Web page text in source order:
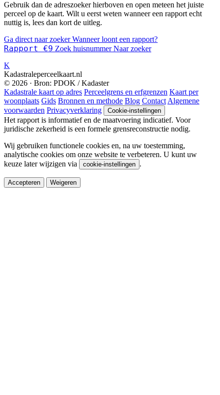
Gebruik dan de adreszoeker hierboven en open meteen het juiste
perceel op de kaart. Wilt u eerst weten wanneer een rapport echt
nuttig is, lees dan kort de uitleg.
Ga direct naar zoekerWanneer loont een rapport?
Rapport €9 Zoek huisnummer Naar zoeker
K
Kadastraleperceelkaart.nl
© 2026 · Bron: PDOK / Kadaster
Kadastrale kaart op adres Perceelgrens en erfgrenzen Kaart per
woonplaats Gids Bronnen en methode Blog Contact Algemene
voorwaarden Privacyverklaring Cookie-instellingen
Het rapport is informatief en de maatvoering indicatief. Voor
juridische zekerheid is een formele grensreconstructie nodig.
Wij gebruiken functionele cookies en, na uw toestemming,
analytische cookies om onze website te verbeteren. U kunt uw
keuze later wijzigen via
cookie-instellingen .
Accepteren Weigeren